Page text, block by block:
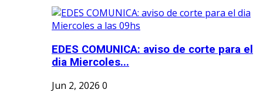
EDES COMUNICA: aviso de corte para el
dia Miercoles...
Jun 2, 2026 0